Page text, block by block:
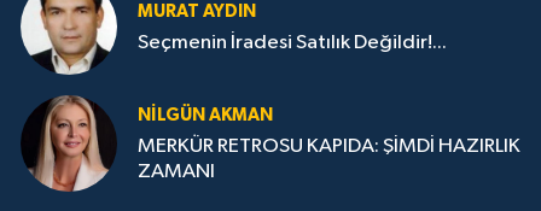
MURAT AYDIN
Seçmenin İradesi Satılık Değildir!...
NILGÜN AKMAN
MERKÜR RETROSU KAPIDA: ŞİMDİ HAZIRLIK
ZAMANI